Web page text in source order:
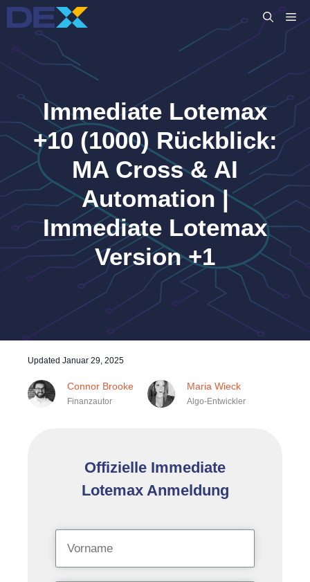
Zum
Inhalt
Immediate Lotemax
+10 (1000) Rückblick:
MA Cross & AI
Automation |
Immediate Lotemax
Version +1
Updated Januar 29, 2025
Connor Brooke
Finanzautor
Maria Wieck
Algo-Entwickler
Offizielle Immediate
Lotemax Anmeldung